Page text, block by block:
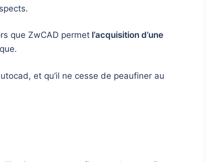
que ZwCAD permet l’acquisition d’une
et qu’il ne cesse de peaufiner au